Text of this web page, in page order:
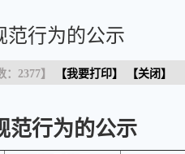
范行为的公示
2377】 【我要打印】 【关闭 】
范行为的公示